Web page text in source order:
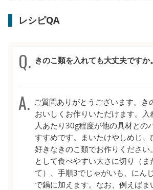
レシピQA
きのこ類を入れても大丈夫ですか。
ご質問ありがとうございます。き
おいしくお作りいただけます。入
人あたり30g程度が他の具材との
すすめです。まいたけやしめじ、
好きなきのこ類でお作りください
として食べやすい大さに切り（ま
て）、手順3でじゃがいも、にん
で鍋に加えます。なお、例えばま